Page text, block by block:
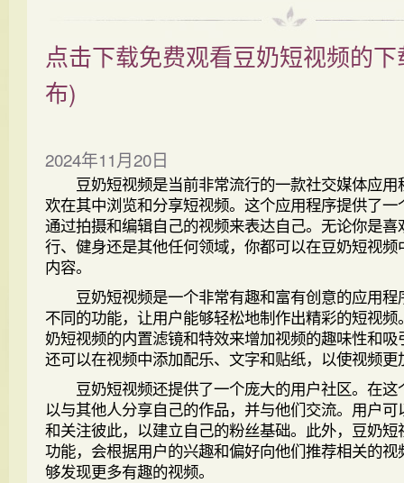
点击下载免费观看豆奶短视频的
布)
2024年11月20日
豆奶短视频是当前非常流行的一款社交媒体应用
欢在其中浏览和分享短视频。这个应用程序提供了
通过拍摄和编辑自己的视频来表达自己。无论你是
行、健身还是其他任何领域，你都可以在豆奶短视
内容。
豆奶短视频是一个非常有趣和富有创意的应用程
不同的功能，让用户能够轻松地制作出精彩的短视
奶短视频的内置滤镜和特效来增加视频的趣味性和
还可以在视频中添加配乐、文字和贴纸，以使视频
豆奶短视频还提供了一个庞大的用户社区。在这
以与其他人分享自己的作品，并与他们交流。用户
和关注彼此，以建立自己的粉丝基础。此外，豆奶
功能，会根据用户的兴趣和偏好向他们推荐相关的
够发现更多有趣的视频。